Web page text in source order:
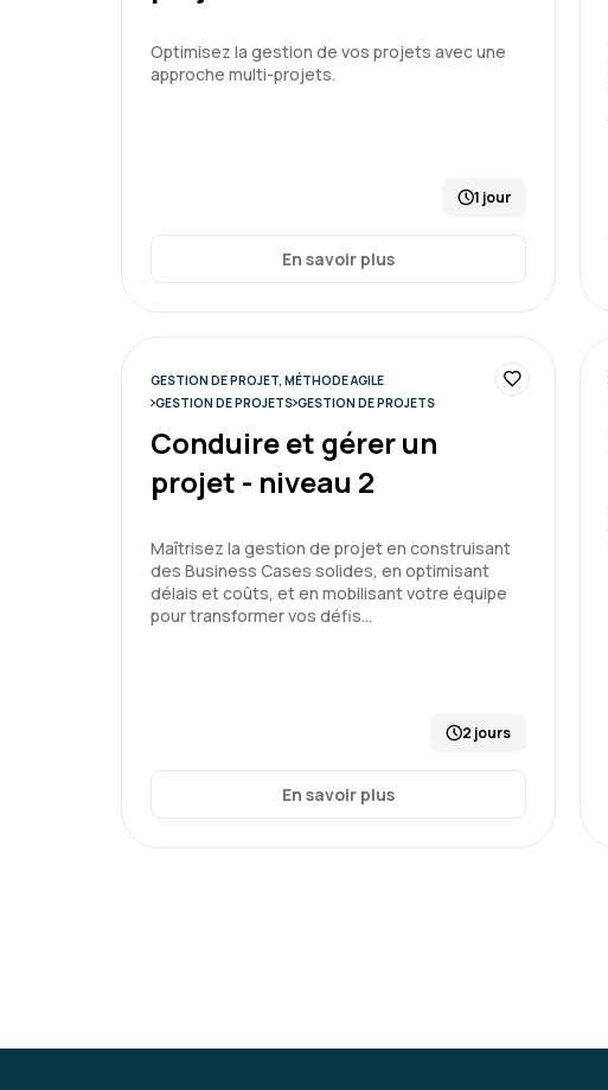
Optimisez la gestion de vos projets avec une
approche multi-projets.
1 jour
En savoir plus
GESTION DE PROJET, MÉTHODE AGILE
GESTION DE PROJETS GESTION DE PROJETS
Conduire et gérer un
projet - niveau 2
Maîtrisez la gestion de projet en construisant
des Business Cases solides, en optimisant
délais et coûts, et en mobilisant votre équipe
pour transformer vos défis…
2 jours
En savoir plus